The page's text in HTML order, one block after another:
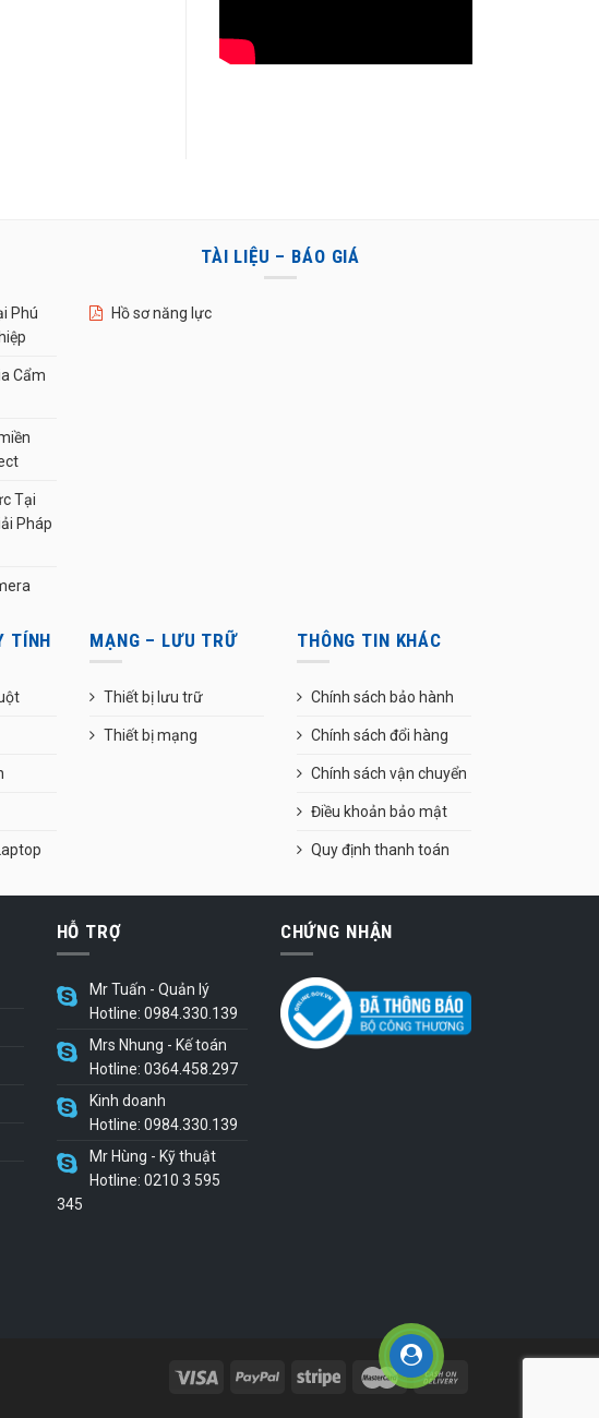
Phú
Cẩm
Tại
Pháp
TÀI LIỆU – BÁO GIÁ
Hồ sơ năng lực
TÍNH MẠNG – LƯU TRỮ
Thiết bị lưu trữ
Thiết bị mạng
THÔNG TIN KHÁC
Chính sách bảo hành
Chính sách đổi hàng
Chính sách vận chuyển
Điều khoản bảo mật
Quy định thanh toán
HỖ TRỢ
Mr Tuấn - Quản lý
Hotline: 0984.330.139
Mrs Nhung - Kế toán
Hotline: 0364.458.297
Kinh doanh
Hotline: 0984.330.139
Mr Hùng - Kỹ thuật
Hotline: 0210 3 595
345
CHỨNG NHẬN